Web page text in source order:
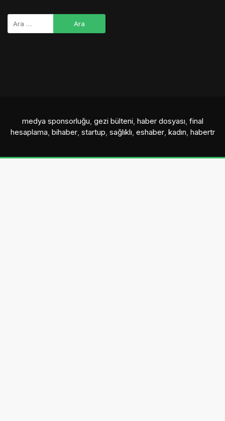
medya sponsorluğu, gezi bülteni, haber dosyası, final
hesaplama, bihaber, startup, sağlıklı, eshaber, kadın, habertr